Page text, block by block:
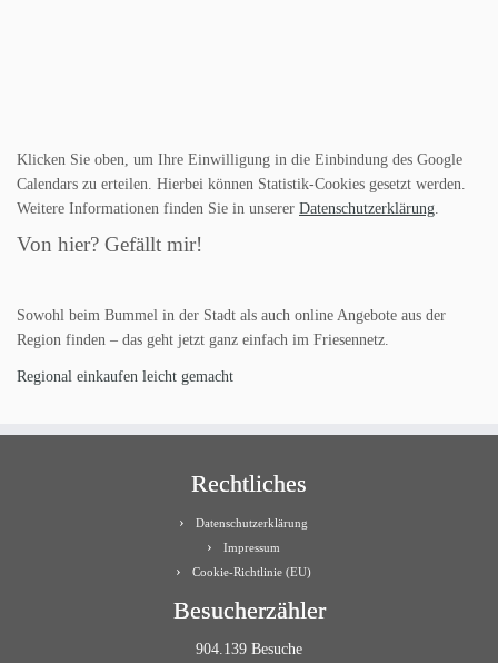
Klicken Sie oben, um Ihre Einwilligung in die Einbindung des Google
Calendars zu erteilen. Hierbei können Statistik-Cookies gesetzt werden.
Weitere Informationen finden Sie in unserer Datenschutzerklärung.
Von hier? Gefällt mir!
Sowohl beim Bummel in der Stadt als auch online Angebote aus der
Region finden – das geht jetzt ganz einfach im Friesennetz.
Regional einkaufen leicht gemacht
Rechtliches
Datenschutzerklärung
Impressum
Cookie-Richtlinie (EU)
Besucherzähler
904.139 Besuche